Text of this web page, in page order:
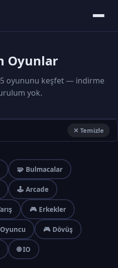
Oyunlar
oyununu keşfet — indirme
yok.
✕ Temizle
🧩 Bulmacalar
🕹️ Arcade
🎮 Erkekler
🎮 Dövüş
🌐 IO